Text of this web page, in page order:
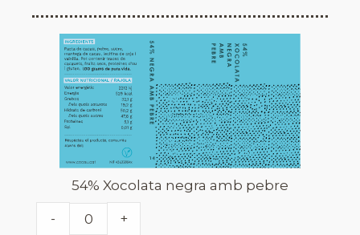
54% Xocolata negra amb pebre
-
+